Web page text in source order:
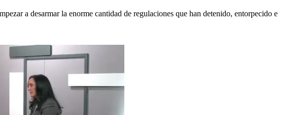
a desarmar la enorme cantidad de regulaciones que han detenido, entorpecido e